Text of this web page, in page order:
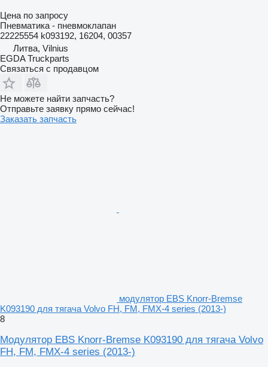
Цена по запросу
Пневматика - пневмоклапан
22225554 k093192, 16204, 00357
Литва, Vilnius
EGDA Truckparts
Связаться с продавцом
Не можете найти запчасть?
Отправьте заявку прямо сейчас!
Заказать запчасть
модулятор EBS Knorr-Bremse
K093190 для тягача Volvo FH, FM, FMX-4 series (2013-)
8
Модулятор EBS Knorr-Bremse K093190 для тягача Volvo
FH, FM, FMX-4 series (2013-)